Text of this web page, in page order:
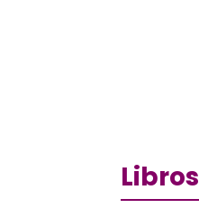
Libros